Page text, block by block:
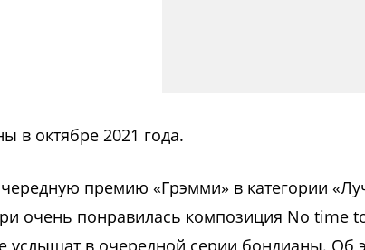
в октябре 2021 года.
премию «Грэмми» в категории
очень понравилась композиция No time
в очередной серии бондианы. Об